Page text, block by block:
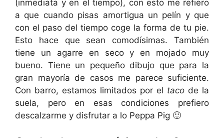
(inmediata y en el tiempo), con esto me refiero
a que cuando pisas amortigua un pelín y que
con el paso del tiempo coge la forma de tu pie.
Esto hace que sean comodísimas. También
tiene un agarre en seco y en mojado muy
bueno. Tiene un pequeño dibujo que para la
gran mayoría de casos me parece suficiente.
Con barro, estamos limitados por el taco de la
suela, pero en esas condiciones prefiero
descalzarme y disfrutar a lo Peppa Pig 🙂